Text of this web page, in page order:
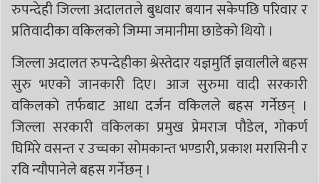
रुपन्देही जिल्ला अदालतले बुधवार बयान सकेपछि परिवार र
प्रतिवादीका वकिलको जिम्मा जमानीमा छाडेको थियो ।
जिल्ला अदालत रुपन्देहीका श्रेस्तेदार यज्ञमुर्ति ज्ञवालीले बहस
सुरु भएको जानकारी दिए। आज सुरुमा वादी सरकारी
वकिलको तर्फबाट आधा दर्जन वकिलले बहस गर्नेछन् ।
जिल्ला सरकारी वकिलका प्रमुख प्रेमराज पौडेल, गोकर्ण
घिमिरे वसन्त र उच्चका सोमकान्त भण्डारी, प्रकाश मरासिनी र
रवि न्यौपानेले बहस गर्नेछन् ।